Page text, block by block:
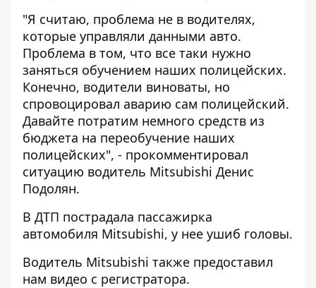
"Я считаю, проблема не в водителях,
которые управляли данными авто.
Проблема в том, что все таки нужно
заняться обучением наших полицейских.
Конечно, водители виноваты, но
спровоцировал аварию сам полицейский.
Давайте потратим немного средств из
бюджета на переобучение наших
полицейских", - прокомментировал
ситуацию водитель Mitsubishi Денис
Подолян.
В ДТП пострадала пассажирка
автомобиля Mitsubishi, у нее ушиб головы.
Водитель Mitsubishi также предоставил
нам видео с регистратора.